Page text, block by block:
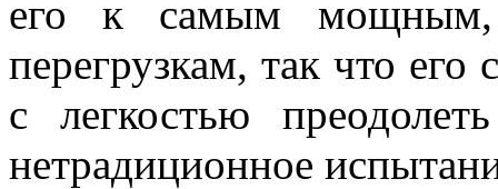
его к самым мощным,
перегрузкам, так что его
с легкостью
нетрадиционное